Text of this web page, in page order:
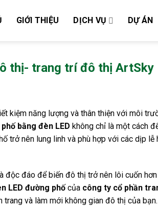
GIỚI THIỆU DỊCH VỤ DỰ ÁN
thị- trang trí đô thị ArtSky
kiệm năng lượng và thân thiện với môi
bằng đèn LED không chỉ là một cách
trở nên lung linh và phù hợp với các dịp
đáo để biến đô thị trở nên lôi cuốn hơn
LED đường phốcủa công ty cổ phần
và làm mới không gian đô thị của bạn.